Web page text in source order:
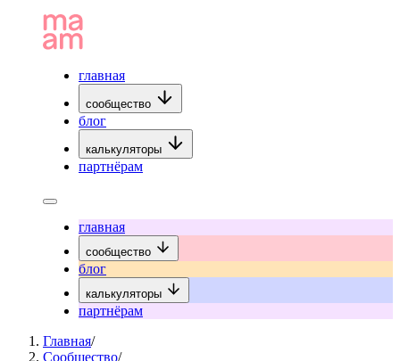
главная
сообщество
блог
калькуляторы
партнёрам
главная
сообщество
блог
калькуляторы
партнёрам
Главная/
Сообщество/